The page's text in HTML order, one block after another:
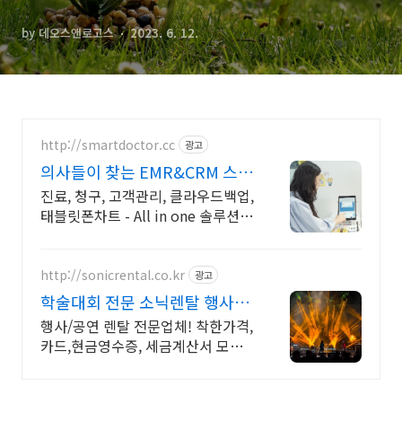
by 데오스앤로고스 2023. 6. 12.
http://smartdoctor.cc 광고
의사들이 찾는 EMR&CRM 스마
트닥터
진료, 청구, 고객관리, 클라우드백업,
태블릿폰차트 - All in one 솔루션
http://sonicrental.co.kr 광고
학술대회 전문 소닉렌탈 행사기
획과 행사장비 선두주자
행사/공연 렌탈 전문업체! 착한가격,
카드,현금영수증, 세금계산서 모두